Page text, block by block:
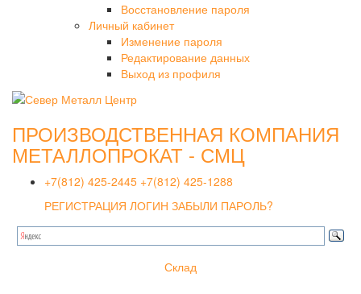
Восстановление пароля
Личный кабинет
Изменение пароля
Редактирование данных
Выход из профиля
ПРОИЗВОДСТВЕННАЯ КОМПАНИЯ
МЕТАЛЛОПРОКАТ - СМЦ
+7(812) 425-2445 +7(812) 425-1288
РЕГИСТРАЦИЯ ЛОГИН ЗАБЫЛИ ПАРОЛЬ?
Склад